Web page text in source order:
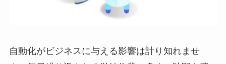
自動化がビジネスに与える影響は計り知れませ